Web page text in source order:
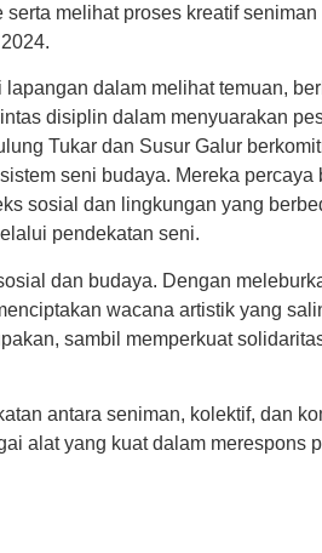
melihat proses kreatif
dalam melihat temuan,
disiplin dalam menyuarakan
Tukar dan Susur Galur
seni budaya. Mereka
sosial dan lingkungan yang
pendekatan seni.
dan budaya. Dengan
wacana artistik yang
sambil memperkuat
antara seniman, kolektif, dan
alat yang kuat dalam merespons